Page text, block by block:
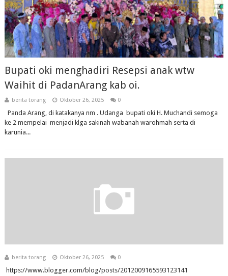
Bupati oki menghadiri Resepsi anak wtw
Waihit di PadanArang kab oi.
berita torang Oktober 26, 2025 0
Panda Arang, di katakanya nm . Udanga bupati oki H. Muchandi semoga
ke 2 mempelai menjadi klga sakinah wabanah warohmah serta di
karunia...
berita torang Oktober 26, 2025 0
https://www.blogger.com/blog/posts/2012009165593123141